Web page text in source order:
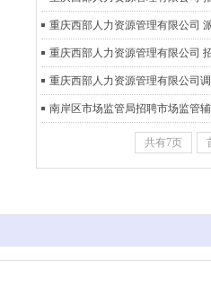
重庆西部人力资源管理有限公司
重庆西部人力资源管理有限公司
重庆西部人力资源管理有限公司
南岸区市场监管局招聘市场监管
共有7页